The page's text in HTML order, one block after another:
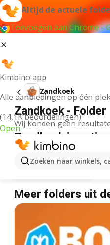
Altijd de actuele
Toevoegen aan Chrome -
Kimbino app
Alle aanbiedingen op één plek
(14,1K beoordelingen)
Open
Zoeken naar winkels,
Zandkoek
Zandkoek - Folder
Wij konden geen
Zandkoek in actie
Meer folders uit